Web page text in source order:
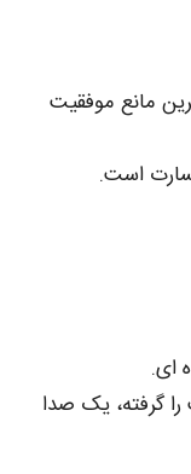
مانع موفقیت
است.
ای.
گرفته، یک صدا